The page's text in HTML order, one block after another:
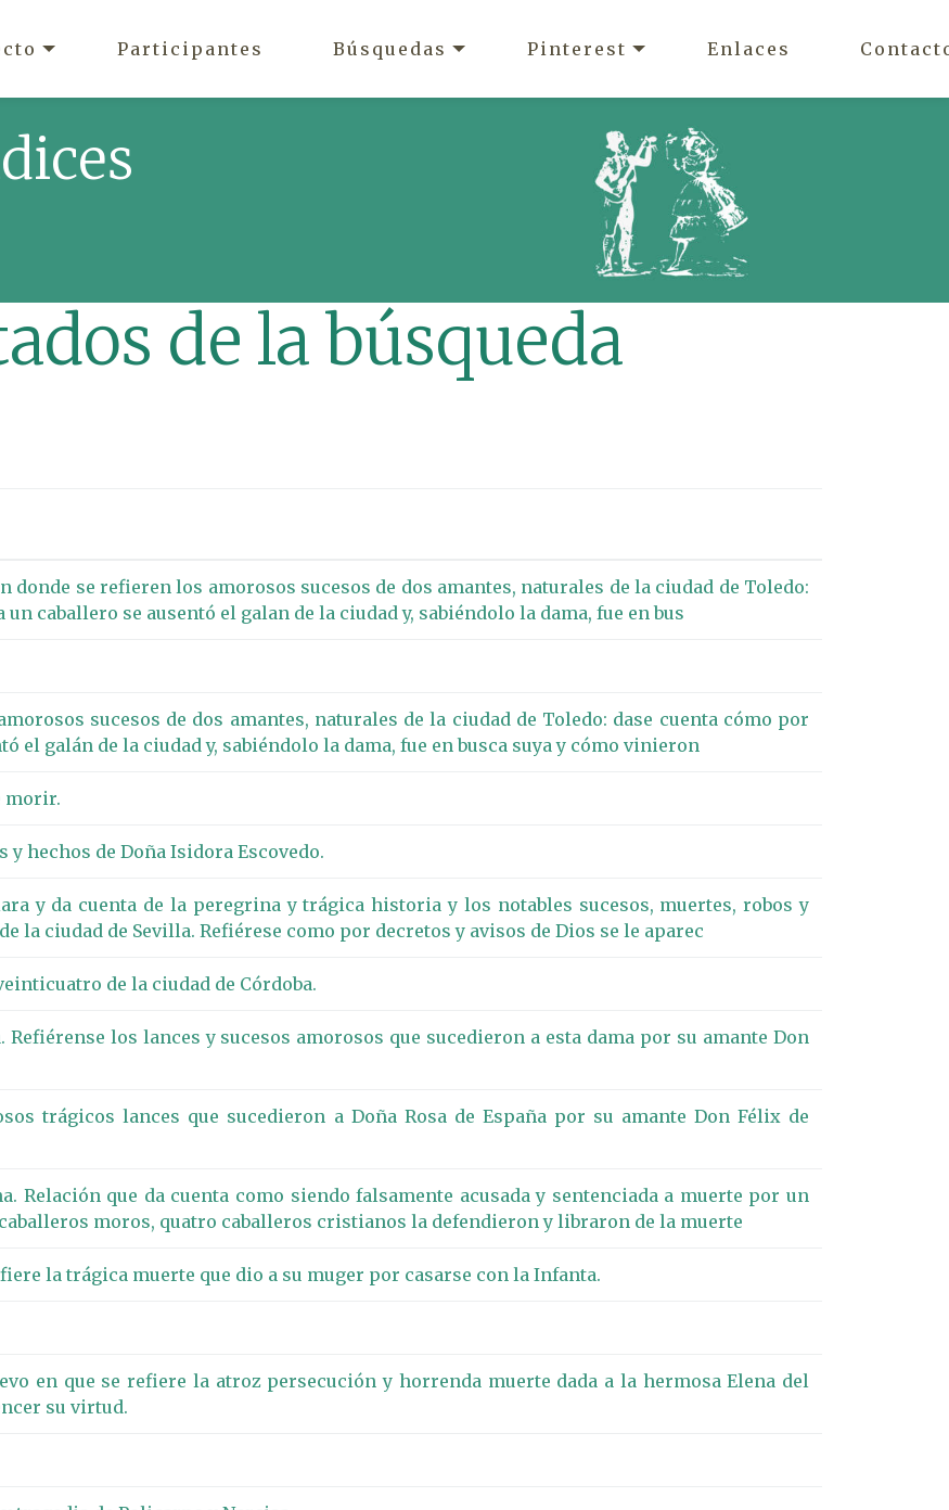
Participantes Búsquedas Pinterest Enlaces
de la búsqueda
se refieren los amorosos sucesos de dos amantes, naturales de la ciudad de Toledo:
caballero se ausentó el galan de la ciudad y, sabiéndolo la dama, fue en bus
sucesos de dos amantes, naturales de la ciudad de Toledo: dase cuenta cómo por
el galán de la ciudad y, sabiéndolo la dama, fue en busca suya y cómo vinieron
morir.
hechos de Doña Isidora Escovedo.
y da cuenta de la peregrina y trágica historia y los notables sucesos, muertes, robos y
la ciudad de Sevilla. Refiérese como por decretos y avisos de Dios se le aparec
de la ciudad de Córdoba.
Refiérense los lances y sucesos amorosos que sucedieron a esta dama por su amante Don
trágicos lances que sucedieron a Doña Rosa de España por su amante Don Félix de
Relación que da cuenta como siendo falsamente acusada y sentenciada a muerte por un
moros, quatro caballeros cristianos la defendieron y libraron de la muerte
la trágica muerte que dio a su muger por casarse con la Infanta.
en que se refiere la atroz persecución y horrenda muerte dada a la hermosa Elena del
su virtud.